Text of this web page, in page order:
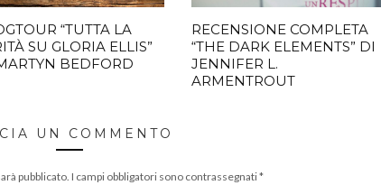
“TUTTA LA
SU GLORIA ELLIS”
BEDFORD
RECENSIONE COMPLETA
“THE DARK ELEMENTS” DI
JENNIFER L.
ARMENTROUT
UN COMMENTO
pubblicato.I campi obbligatori sono contrassegnati*